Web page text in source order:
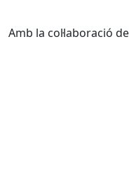
Amb la col·laboració